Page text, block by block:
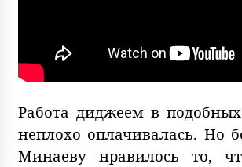
Работа диджеем в
неплохо оплачивалась. Но
Минаеву нравилось то,